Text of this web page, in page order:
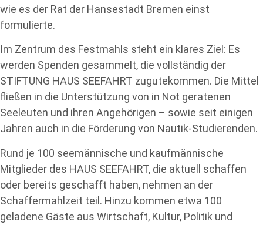
wie es der Rat der Hansestadt Bremen einst
formulierte.
Im Zentrum des Festmahls steht ein klares Ziel: Es
werden Spenden gesammelt, die vollständig der
STIFTUNG HAUS SEEFAHRT zugutekommen. Die Mittel
fließen in die Unterstützung von in Not geratenen
Seeleuten und ihren Angehörigen – sowie seit einigen
Jahren auch in die Förderung von Nautik-Studierenden.
Rund je 100 seemännische und kaufmännische
Mitglieder des HAUS SEEFAHRT, die aktuell schaffen
oder bereits geschafft haben, nehmen an der
Schaffermahlzeit teil. Hinzu kommen etwa 100
geladene Gäste aus Wirtschaft, Kultur, Politik und